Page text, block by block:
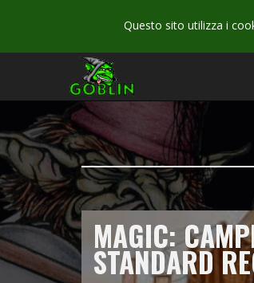
Questo sito utilizza i
MAGIC:
STANDARD